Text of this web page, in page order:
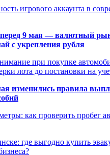
игрового аккаунта в
перед 9 мая — валютный
с укрепления рубля
при покупке
лота до постановки на
изменились правила
как проверить пробег
где выгодно купить